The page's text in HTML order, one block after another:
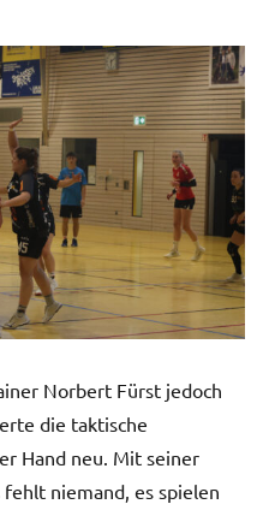
Norbert Fürst jedoch
die taktische
Hand neu. Mit seiner
niemand, es spielen